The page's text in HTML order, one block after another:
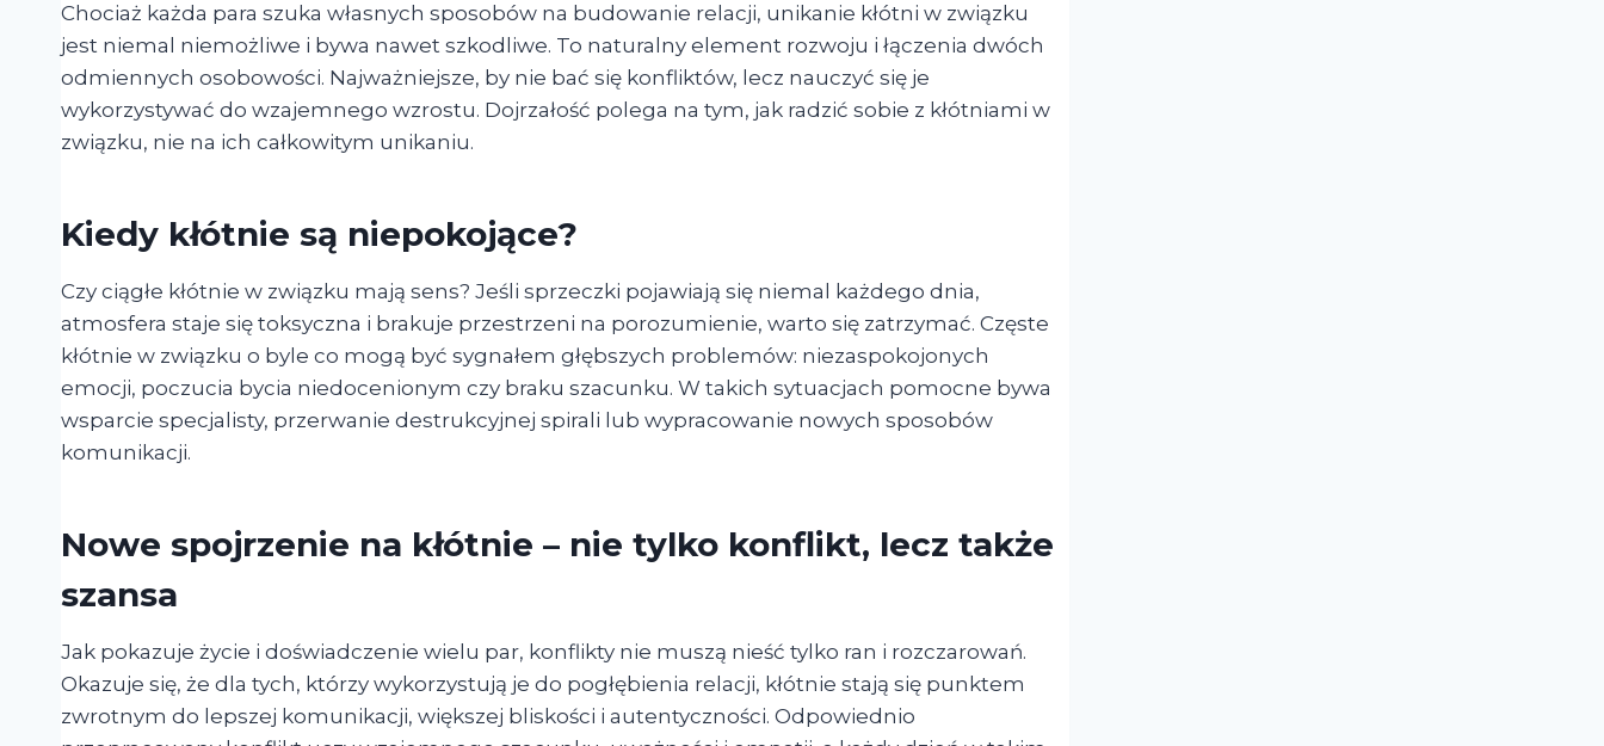
Chociaż każda para szuka własnych sposobów na budowanie relacji, unikanie kłótni w związku
jest niemal niemożliwe i bywa nawet szkodliwe. To naturalny element rozwoju i łączenia dwóch
odmiennych osobowości. Najważniejsze, by nie bać się konfliktów, lecz nauczyć się je
wykorzystywać do wzajemnego wzrostu. Dojrzałość polega na tym, jak radzić sobie z kłótniami w
związku, nie na ich całkowitym unikaniu.
Kiedy kłótnie są niepokojące?
Czy ciągłe kłótnie w związku mają sens? Jeśli sprzeczki pojawiają się niemal każdego dnia,
atmosfera staje się toksyczna i brakuje przestrzeni na porozumienie, warto się zatrzymać. Częste
kłótnie w związku o byle co mogą być sygnałem głębszych problemów: niezaspokojonych
emocji, poczucia bycia niedocenionym czy braku szacunku. W takich sytuacjach pomocne bywa
wsparcie specjalisty, przerwanie destrukcyjnej spirali lub wypracowanie nowych sposobów
komunikacji.
Nowe spojrzenie na kłótnie – nie tylko konflikt, lecz także
szansa
Jak pokazuje życie i doświadczenie wielu par, konflikty nie muszą nieść tylko ran i rozczarowań.
Okazuje się, że dla tych, którzy wykorzystują je do pogłębienia relacji, kłótnie stają się punktem
zwrotnym do lepszej komunikacji, większej bliskości i autentyczności. Odpowiednio